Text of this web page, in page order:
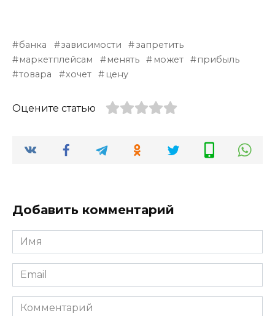
банка зависимости
запретить
маркетплейсам
менять может
прибыль
товара
хочет цену
Оцените статью
Добавить комментарий
Имя
*
Email
*
Комментарий